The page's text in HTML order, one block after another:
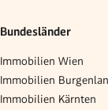
Bundesländer
Immobilien Wien
Immobilien
Immobilien Kärnten